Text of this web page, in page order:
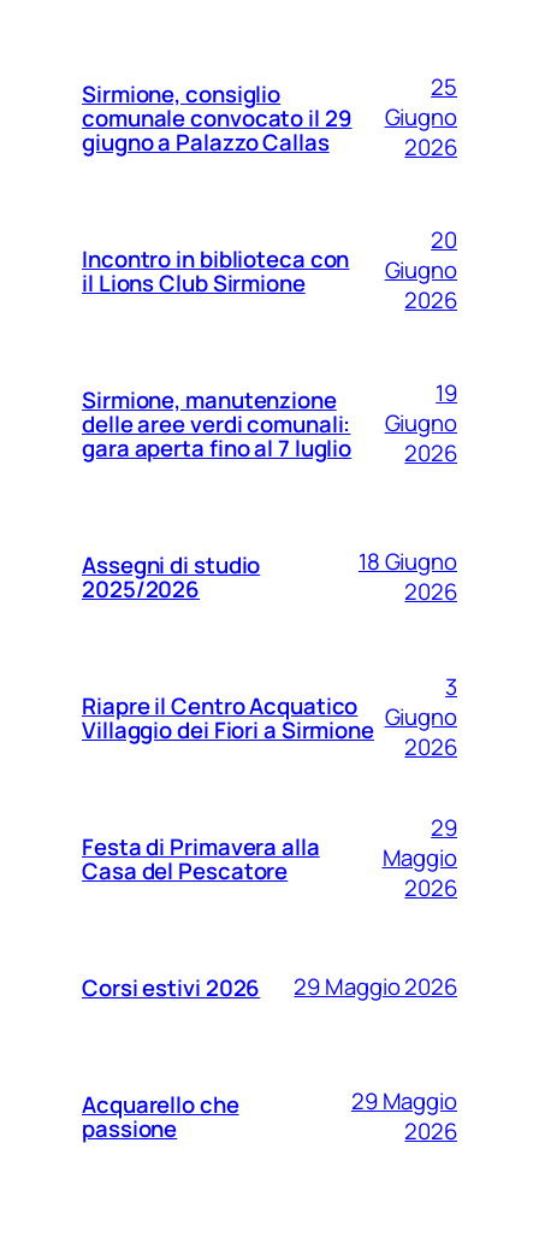
Sirmione, consiglio
comunale convocato il 29
giugno a Palazzo Callas
25
Giugno
2026
Incontro in biblioteca con
il Lions Club Sirmione
20
Giugno
2026
Sirmione, manutenzione
delle aree verdi comunali:
gara aperta fino al 7 luglio
19
Giugno
2026
Assegni di studio
2025/2026
18 Giugno
2026
Riapre il Centro Acquatico
Villaggio dei Fiori a Sirmione
3
Giugno
2026
Festa di Primavera alla
Casa del Pescatore
29
Maggio
2026
Corsi estivi 2026 29 Maggio 2026
Acquarello che
passione
29 Maggio
2026